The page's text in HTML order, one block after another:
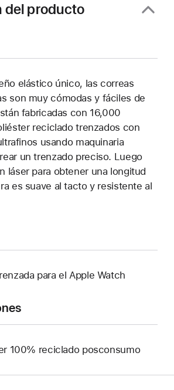
del producto
elástico único, las correas
son muy cómodas y fáciles de
fabricadas con 16,000
reciclado trenzados con
usando maquinaria
un trenzado preciso. Luego
láser para obtener una longitud
es suave al tacto y resistente al
para el Apple Watch
100% reciclado posconsumo